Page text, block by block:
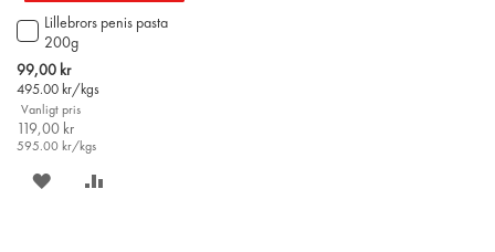
Lillebrors penis pasta
200g
Special
Price
99,00 kr
495.00 kr/kgs
Vanligt pris
119,00 kr
595.00 kr/kgs
Lägg
till
i
varukorgen
SPARA